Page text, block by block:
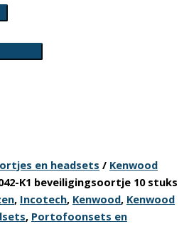
en headsets / Kenwood
K1 beveiligingsoortje 10 stuks
, Incotech, Kenwood, Kenwood
, Portofoonsets en